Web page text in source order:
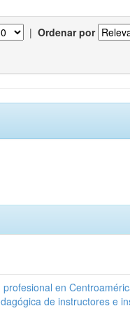
| Ordenar por
profesional en
de instructores e